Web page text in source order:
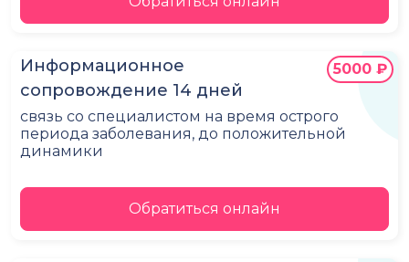
Информационное
сопровождение 14 дней
связь со специалистом на время острого
периода заболевания, до положительной
динамики
5000 ₽
Обратиться онлайн